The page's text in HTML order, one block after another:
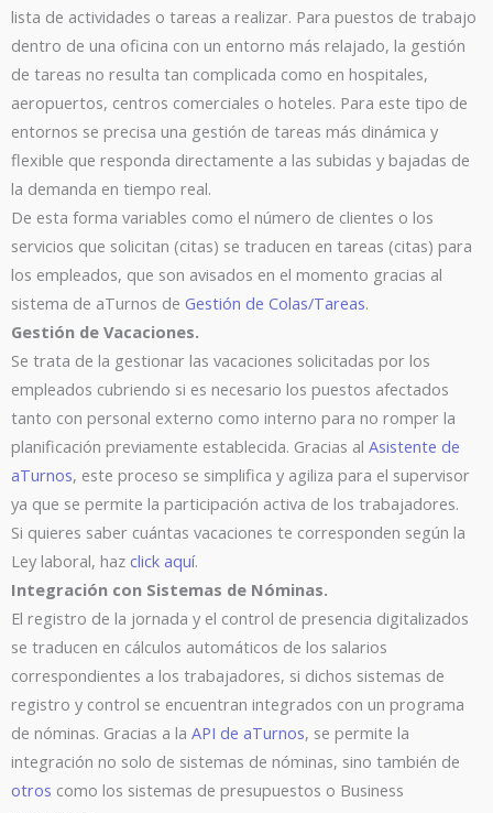
lista de actividades o tareas a realizar. Para puestos de trabajo
dentro de una oficina con un entorno más relajado, la gestión
de tareas no resulta tan complicada como en hospitales,
aeropuertos, centros comerciales o hoteles. Para este tipo de
entornos se precisa una gestión de tareas más dinámica y
flexible que responda directamente a las subidas y bajadas de
la demanda en tiempo real.
De esta forma variables como el número de clientes o los
servicios que solicitan (citas) se traducen en tareas (citas) para
los empleados, que son avisados en el momento gracias al
sistema de aTurnos de Gestión de Colas/Tareas.
Gestión de Vacaciones.
Se trata de la gestionar las vacaciones solicitadas por los
empleados cubriendo si es necesario los puestos afectados
tanto con personal externo como interno para no romper la
planificación previamente establecida. Gracias al Asistente de
aTurnos, este proceso se simplifica y agiliza para el supervisor
ya que se permite la participación activa de los trabajadores.
Si quieres saber cuántas vacaciones te corresponden según la
Ley laboral, haz click aquí.
Integración con Sistemas de Nóminas.
El registro de la jornada y el control de presencia digitalizados
se traducen en cálculos automáticos de los salarios
correspondientes a los trabajadores, si dichos sistemas de
registro y control se encuentran integrados con un programa
de nóminas. Gracias a la API de aTurnos, se permite la
integración no solo de sistemas de nóminas, sino también de
otros como los sistemas de presupuestos o Business